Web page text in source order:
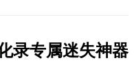
录专属迷失神器